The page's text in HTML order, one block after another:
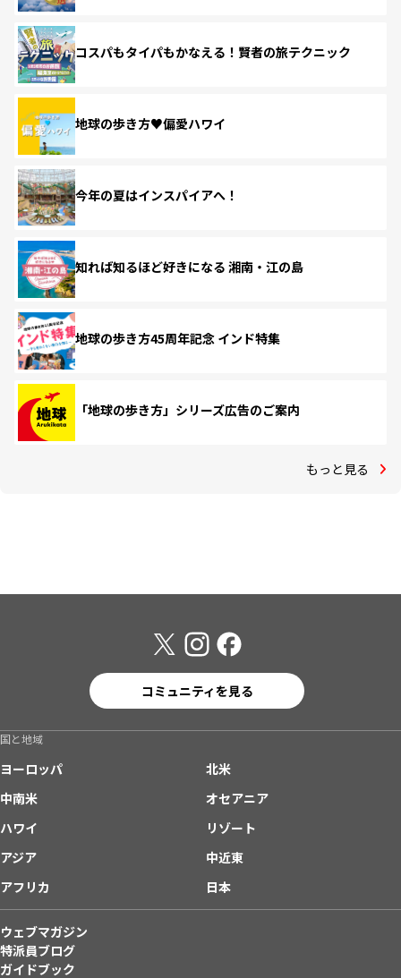
コスパもタイパもかなえる！賢者の旅テクニック
地球の歩き方♥偏愛ハワイ
今年の夏はインスパイアへ！
知れば知るほど好きになる 湘南・江の島
地球の歩き方45周年記念 インド特集
「地球の歩き方」シリーズ広告のご案内
もっと見る
コミュニティを見る
国と地域
ヨーロッパ
北米
中南米
オセアニア
ハワイ
リゾート
アジア
中近東
アフリカ
日本
ウェブマガジン
特派員ブログ
ガイドブック